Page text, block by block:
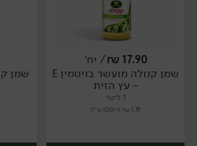
יח׳
17.90
₪/ יח׳
שמן קנולה מועשר בויטמין E
- עץ הזית
1 ליטר
1.79 ₪ ל-100 מ״ל
שמן